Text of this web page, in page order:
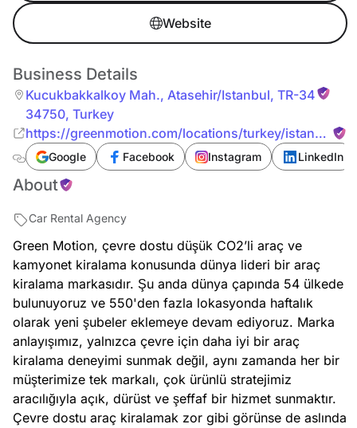
Website
Business Details
Kucukbakkalkoy Mah., Atasehir/Istanbul, TR-34
34750, Turkey
https://greenmotion.com/locations/turkey/istanbul-
atasehir
Google Facebook Instagram LinkedIn
About
Car Rental Agency
Green Motion, çevre dostu düşük CO2’li araç ve
kamyonet kiralama konusunda dünya lideri bir araç
kiralama markasıdır. Şu anda dünya çapında 54 ülkede
bulunuyoruz ve 550'den fazla lokasyonda haftalık
olarak yeni şubeler eklemeye devam ediyoruz. Marka
anlayışımız, yalnızca çevre için daha iyi bir araç
kiralama deneyimi sunmak değil, aynı zamanda her bir
müşterimize tek markalı, çok ürünlü stratejimiz
aracılığıyla açık, dürüst ve şeffaf bir hizmet sunmaktır.
Çevre dostu araç kiralamak zor gibi görünse de aslında